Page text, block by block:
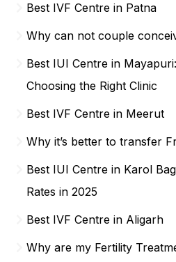
Best IVF Centre in Patna
Why can not couple
Best IUI Centre in
Choosing the Right Clinic
Best IVF Centre in Meerut
Why it’s better to transfer
Best IUI Centre in Karol
Rates in 2025
Best IVF Centre in Aligarh
Why are my Fertility